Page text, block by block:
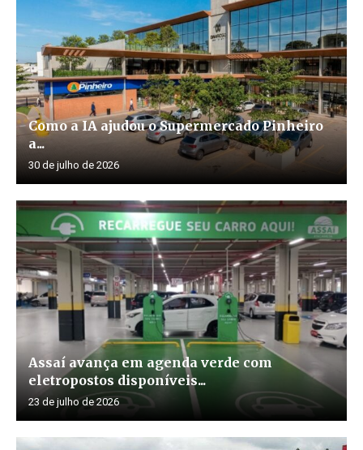
Como a IA ajudou o Supermercado Pinheiro
a...
30 de julho de 2026
Assaí avança em agenda verde com
eletropostos disponíveis...
23 de julho de 2026